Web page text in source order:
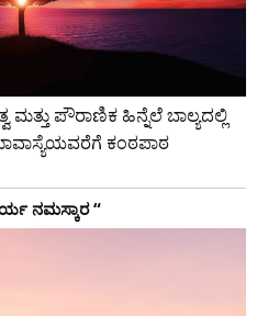
ಪೌರಾಣಿಕ ಹಿನ್ನೆಲೆ ಬಾಲ್ಯದಲ್ಲಿ
ಕಂಠಪಾಠ
ನಮಸ್ಕಾರ “